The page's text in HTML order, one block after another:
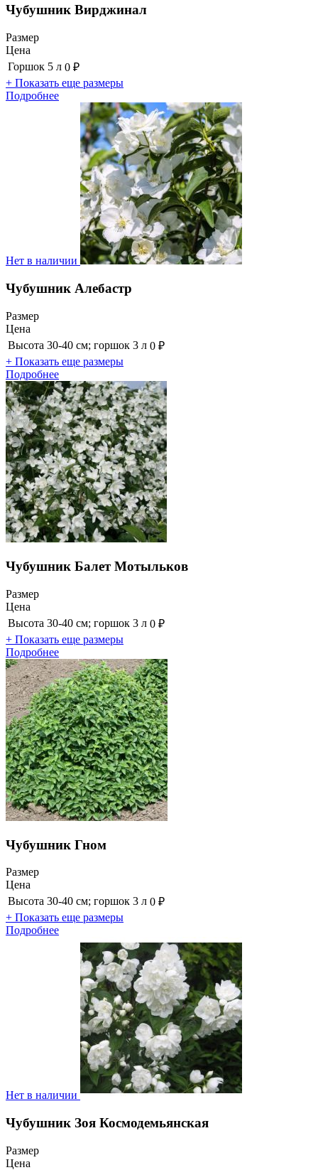
Чубушник Вирджинал
Размер
Цена
Горшок 5 л 0 ₽
+ Показать еще размеры
Подробнее
Нет в наличии
Чубушник Алебастр
Размер
Цена
Высота 30-40 см; горшок 3 л 0 ₽
+ Показать еще размеры
Подробнее
Чубушник Балет Мотыльков
Размер
Цена
Высота 30-40 см; горшок 3 л 0 ₽
+ Показать еще размеры
Подробнее
Чубушник Гном
Размер
Цена
Высота 30-40 см; горшок 3 л 0 ₽
+ Показать еще размеры
Подробнее
Нет в наличии
Чубушник Зоя Космодемьянская
Размер
Цена